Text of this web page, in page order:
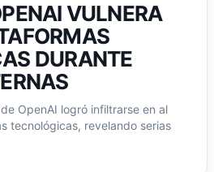
VULNERA
DURANTE
OpenAI logró infiltrarse en al
tecnológicas, revelando serias